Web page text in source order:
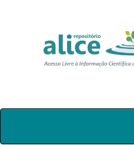
Skip